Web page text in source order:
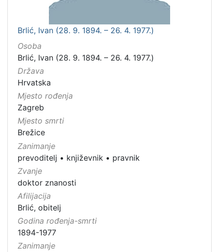
Brlić, Ivan (28. 9. 1894. – 26. 4. 1977.)
Osoba
Brlić, Ivan (28. 9. 1894. – 26. 4. 1977.)
Država
Hrvatska
Mjesto rođenja
Zagreb
Mjesto smrti
Brežice
Zanimanje
prevoditelj • književnik • pravnik
Zvanje
doktor znanosti
Afilijacija
Brlić, obitelj
Godina rođenja-smrti
1894-1977
Zanimanje